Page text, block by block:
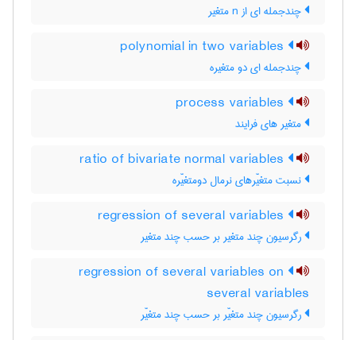
چندجمله ای از n متغیر
چندجمله ای دو متغیره
متغیر های فرایند
نسبت متغیّرهای نرمال دومتغیّره
رگرسیون چند متغیر بر حسب چند متغیر
regression of several variables on
several variables
رگرسیون چند متغیّر بر حسب چند متغیّر